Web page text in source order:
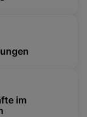
im